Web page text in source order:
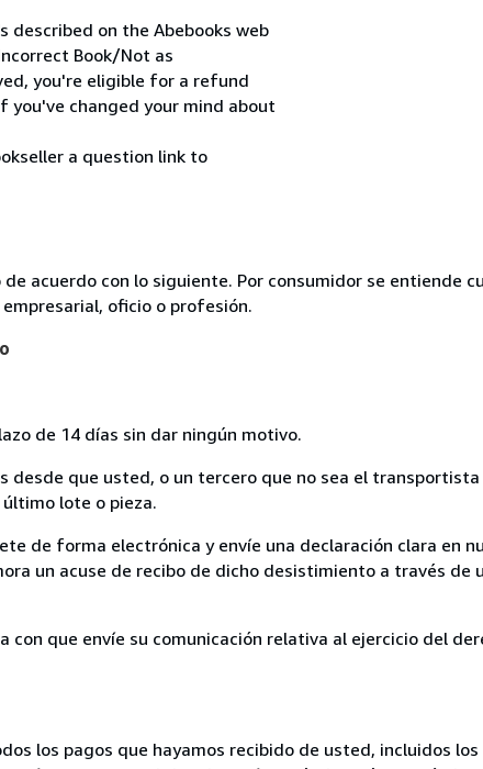
on the Abebooks web
Book/Not as
you're eligible for a refund
changed your mind about
a question link to
acuerdo con lo siguiente. Por consumidor se entiende
oficio o profesión.
de 14 días sin dar ningún motivo.
desde que usted, o un tercero que no sea el
lote o pieza.
de forma electrónica y envíe una declaración clara en
un acuse de recibo de dicho desistimiento a través de
con que envíe su comunicación relativa al ejercicio del
los pagos que hayamos recibido de usted, incluidos